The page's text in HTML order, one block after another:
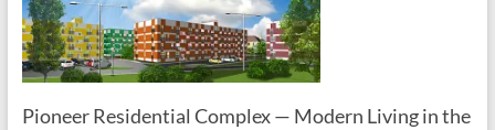
Pioneer Residential Complex — Modern Living in the